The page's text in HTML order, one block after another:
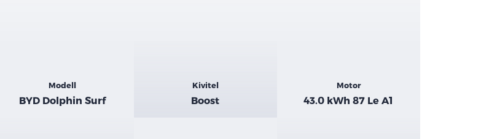
Kiemelt
adatok
Modell
BYD Dolphin Surf
Kivitel
Boost
Motor
43.0 kWh 87 Le A1